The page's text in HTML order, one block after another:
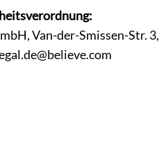
Van-der-Smissen-Str. 3,